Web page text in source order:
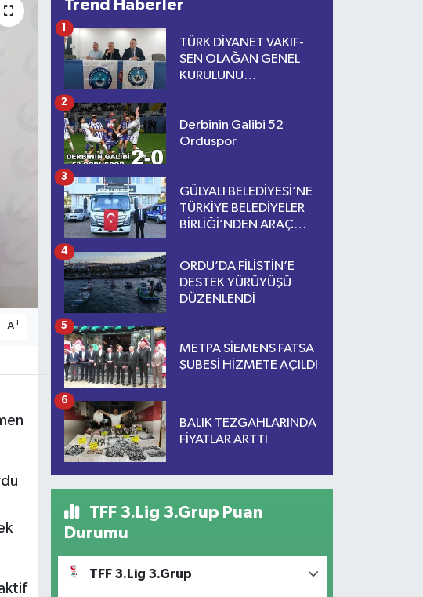
A+
Trend Haberler
TÜRK DİYANET VAKIF-
SEN OLAĞAN GENEL
KURULUNU
1
Derbinin Galibi 52
Orduspor
2
GÜLYALI BELEDİYESİ’NE
TÜRKİYE BELEDİYELER
BİRLİĞİ’NDEN ARAÇ
3
ORDU’DA FİLİSTİN’E
DESTEK YÜRÜYÜŞÜ
DÜZENLENDİ
4
METPA SİEMENS FATSA
ŞUBESİ HİZMETE AÇILDI
5
BALIK TEZGAHLARINDA
FİYATLAR ARTTI
6
TFF 3.Lig 3.Grup Puan
Durumu
TFF 3.Lig 3.Grup